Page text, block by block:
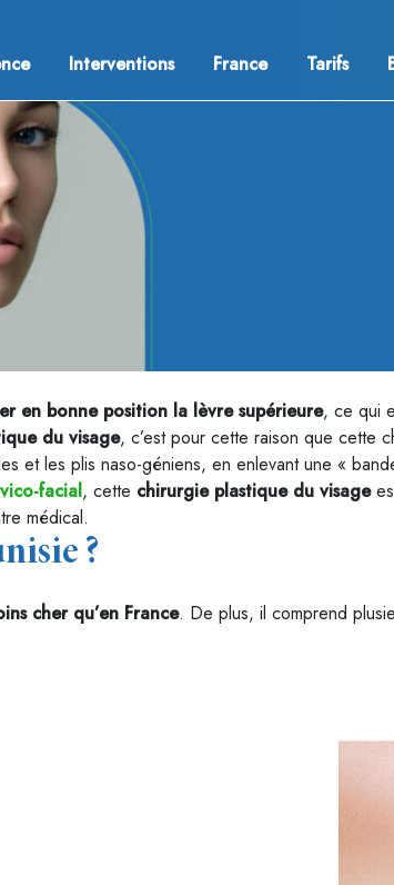
Interventions France Tarifs
en bonne position la lèvre supérieure, ce qui
du visage, c’est pour cette raison que cette
et les plis naso-géniens, en enlevant une «
facial, cette chirurgie plastique du visage
médical.
?
cher qu’en France. De plus, il comprend